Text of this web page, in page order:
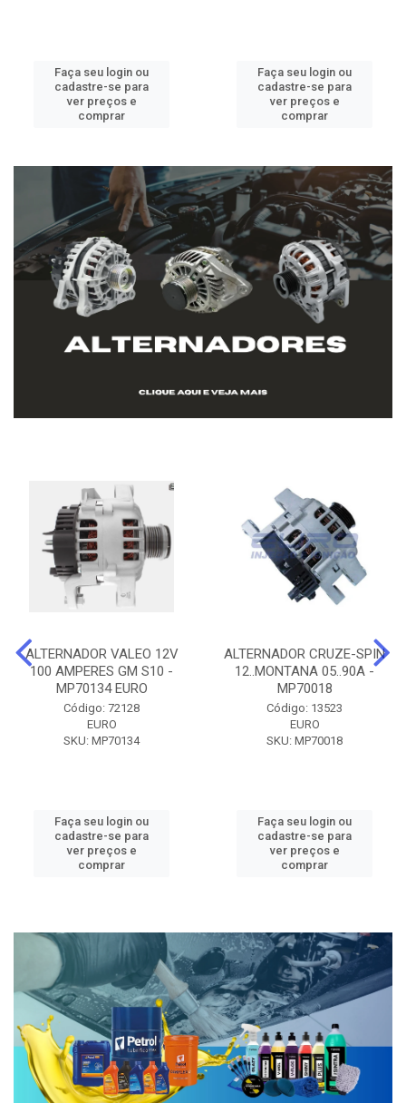
Faça seu login ou
cadastre-se para
ver preços e
comprar
Faça seu login ou
cadastre-se para
ver preços e
comprar
ALTERNADOR VALEO 12V
100 AMPERES GM S10 -
MP70134 EURO
Código: 72128
EURO
SKU: MP70134
Faça seu login ou
cadastre-se para
ver preços e
comprar
ALTERNADOR CRUZE-SPIN
12..MONTANA 05..90A -
MP70018
Código: 13523
EURO
SKU: MP70018
Faça seu login ou
cadastre-se para
ver preços e
comprar